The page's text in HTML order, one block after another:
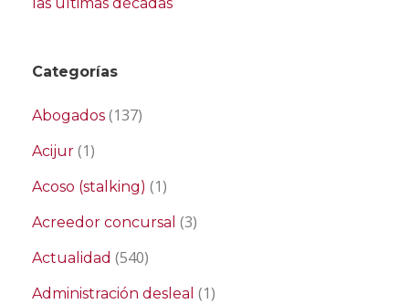
Categorías
Abogados (137)
Acijur (1)
Acoso (stalking) (1)
Acreedor concursal (3)
Actualidad (540)
Administración desleal (1)